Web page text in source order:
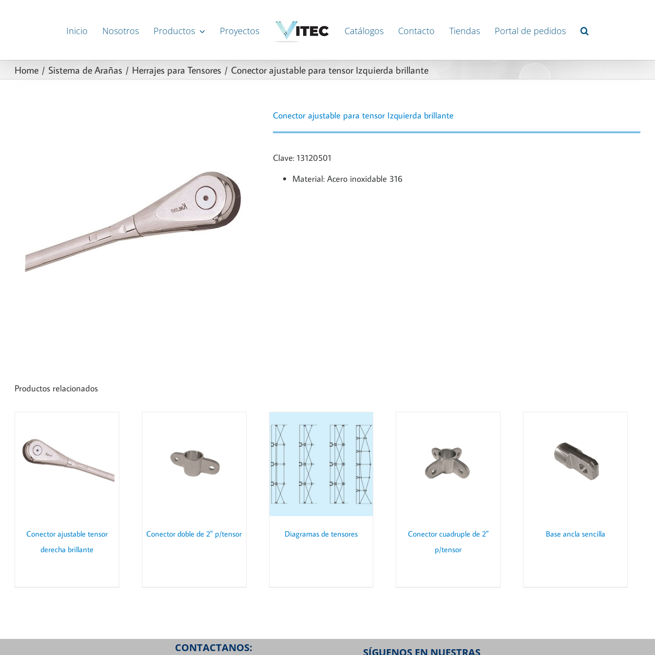
Inicio Nosotros Productos Proyectos Catálogos Contacto Tiendas Portal de pedidos
Home Sistema de Arañas Herrajes para Tensores Conector ajustable para tensor Izquierda brillante
Conector ajustable para tensor Izquierda brillante
Clave: 13120501
Material: Acero inoxidable 316
Productos relacionados
Conector ajustable tensor
derecha brillante
DETAILS
Conector doble de 2″ p/tensor
DETAILS
Diagramas de tensores
DETAILS
Conector cuadruple de 2″
p/tensor
DETAILS
Base ancla sencilla
CONTACTANOS: SÍGUENOS EN NUESTRAS